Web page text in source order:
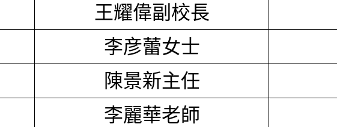
王耀偉副校長
李彦蕾女士
陳景新主任
李麗華老師